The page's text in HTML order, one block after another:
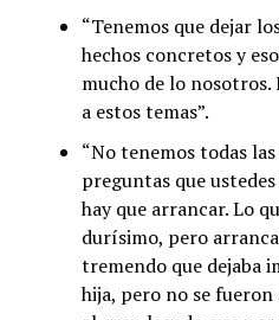
“Tenemos que dejar
hechos concretos y
mucho de lo
a estos temas”.
“No tenemos todas
preguntas que
hay que arrancar. Lo
durísimo, pero
tremendo que dejaba
hija, pero no se fueron